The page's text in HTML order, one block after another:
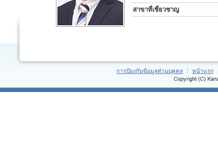
สาขาที่เชี่ยวชาญ
การป้องกันข้อมูลส่วนบุคคล หน้าแรก